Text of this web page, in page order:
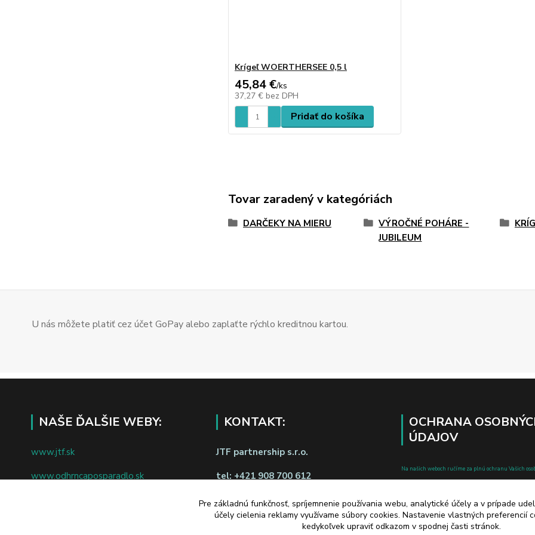
Krígeľ WOERTHERSEE 0,5 l
45,84 €/ks
37,27 € bez DPH
Pridať do košíka
Tovar zaradený v kategóriách
DARČEKY NA MIERU
VÝROČNÉ POHÁRE -
JUBILEUM
U nás môžete platiť cez účet GoPay alebo zaplaťte rýchlo kreditnou kartou.
NAŠE ĎALŠIE WEBY:
www.jtf.sk
www.odhrncaposparadlo.sk
KONTAKT:
JTF partnership s.r.o.
tel: +421 908 700 612
napíšte nám
Odstúpiť od zmluvy tu
OCHRANA
ÚDAJOV
Na našich weboch ručíme za plnú ochranu Vašich
chránené v zmysle zákona č.122/2013 Z.z. o ochrane
a o zmene a doplnení niektorých zákonov.
Pre základnú funkčnosť, spríjemnenie používania webu, analytické účely a v prípade
účely cielenia reklamy využívame súbory cookies. Nastavenie vlastných preferencií
kedykoľvek upraviť odkazom v spodnej časti stránok.